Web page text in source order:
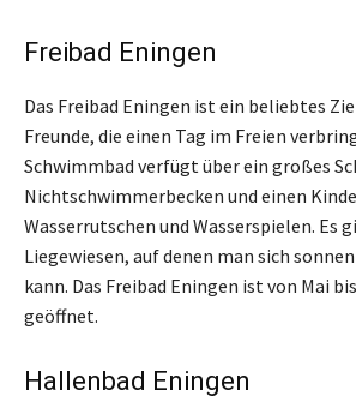
Freibad Eningen
Das Freibad Eningen ist ein beliebtes
Freunde, die einen Tag im Freien
Schwimmbad verfügt über ein großes
Nichtschwimmerbecken und einen
Wasserrutschen und Wasserspielen. Es
Liegewiesen, auf denen man sich
kann. Das Freibad Eningen ist von Mai
geöffnet.
Hallenbad Eningen